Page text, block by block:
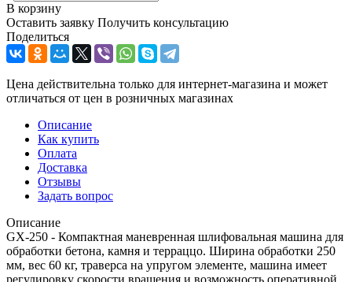
В корзину
Оставить заявку Получить консультацию
Поделиться
Цена действительна только для интернет-магазина и может
отличаться от цен в розничных магазинах
Описание
Как купить
Оплата
Доставка
Отзывы
Задать вопрос
Описание
GX-250 - Компактная маневренная шлифовальная машина для
обработки бетона, камня и терраццо. Ширина обработки 250
мм, вес 60 кг, траверса на упругом элементе, машина имеет
регулировку скорости вращения и возможность оперативной